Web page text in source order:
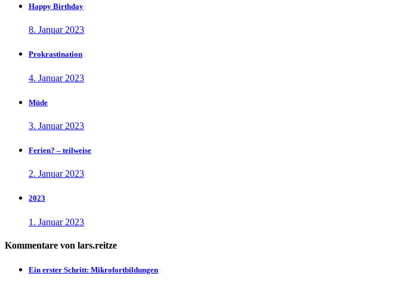
Happy Birthday
8. Januar 2023
Prokrastination
4. Januar 2023
Müde
3. Januar 2023
Ferien? – teilweise
2. Januar 2023
2023
1. Januar 2023
Kommentare von lars.reitze
Ein erster Schritt: Mikrofortbildungen